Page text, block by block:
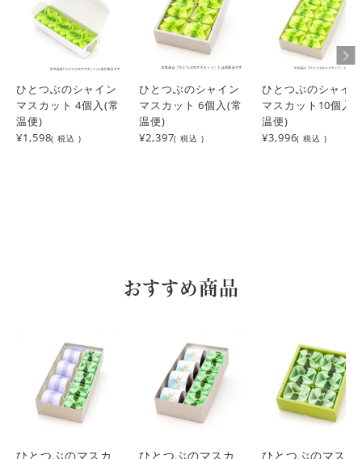
お気に入りで購入させていただいてます。
お世話になっている方の誕生日の贈り物と、
自分への分も購入しました。笑
いつも美味しくいただいており、
相手にも喜んでいただけるといいなー。と思います。
きんちゃん 7 購入者
非公開
投稿日
2023/10/07
お初盆のお宅の御供にさせてもらっています。どのお宅から
ゆか 2
東京都 50代 女性
投稿日
2023/08/16
上品なお味だったので他のものも試してみたい。
ひとつぶのシャイン
マスカット 4個入(常
温便)
¥1,598( 税込 )
ひとつぶのシャイン
マスカット 6個入(常
温便)
¥2,397( 税込 )
ひとつぶのシャイ
マスカット10個入(
温便)
¥3,996( 税込 )
おすすめ商品
ひとつぶのマスカ
ひとつぶのマスカ
ひとつぶのマスカ